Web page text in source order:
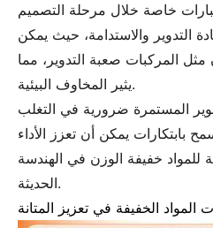
التدوير والاستدامة، حيث يمكن
المركبات صعبة التدوير، مما
يثير المخاوف البيئية.
المستمرة ضرورية في التغلب
بابتكارات يمكن أن تعزز الأداء
للمواد خفيفة الوزن في الهندسة
الحديثة.
المواد الخفيفة في تعزيز المتانة